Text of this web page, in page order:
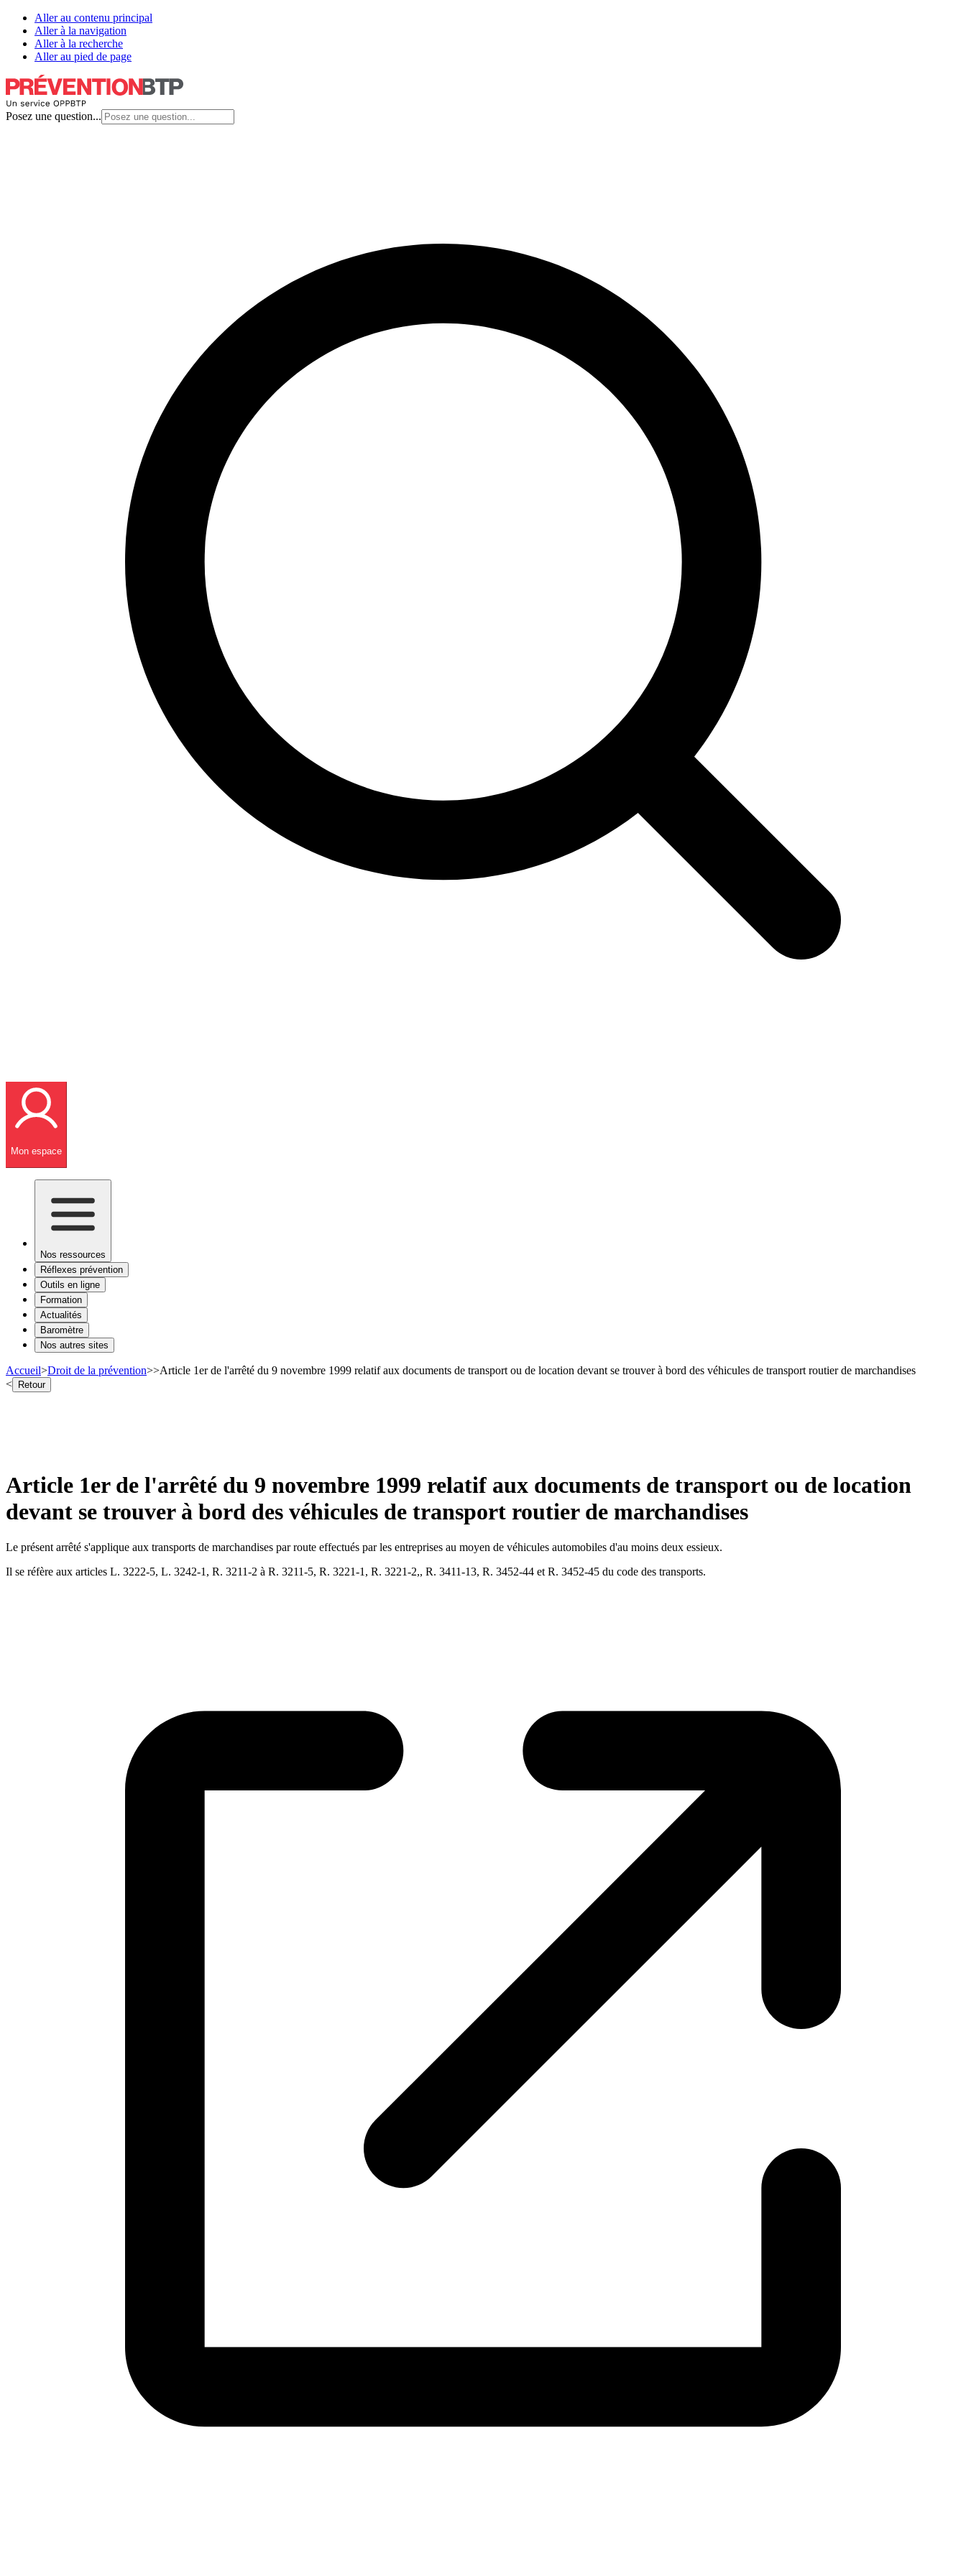
Aller au contenu principal
Aller à la navigation
Aller à la recherche
Aller au pied de page
Posez une question...
Mon espace
Nos ressources
Réflexes prévention
Outils en ligne
Formation
Actualités
Baromètre
Nos autres sites
Accueil>Droit de la prévention>>Article 1er de l'arrêté du 9 novembre 1999 relatif aux documents de transport ou de location devant se trouver à bord des véhicules de transport routier de marchandises
< Retour
Article 1er de l'arrêté du 9 novembre 1999 relatif aux documents de transport ou de location
devant se trouver à bord des véhicules de transport routier de marchandises
Le présent arrêté s'applique aux transports de marchandises par route effectués par les entreprises au moyen de véhicules automobiles d'au moins deux essieux.
Il se réfère aux articles L. 3222-5, L. 3242-1, R. 3211-2 à R. 3211-5, R. 3221-1, R. 3221-2,, R. 3411-13, R. 3452-44 et R. 3452-45 du code des transports.